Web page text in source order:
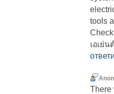
tools
เอเย่น
There